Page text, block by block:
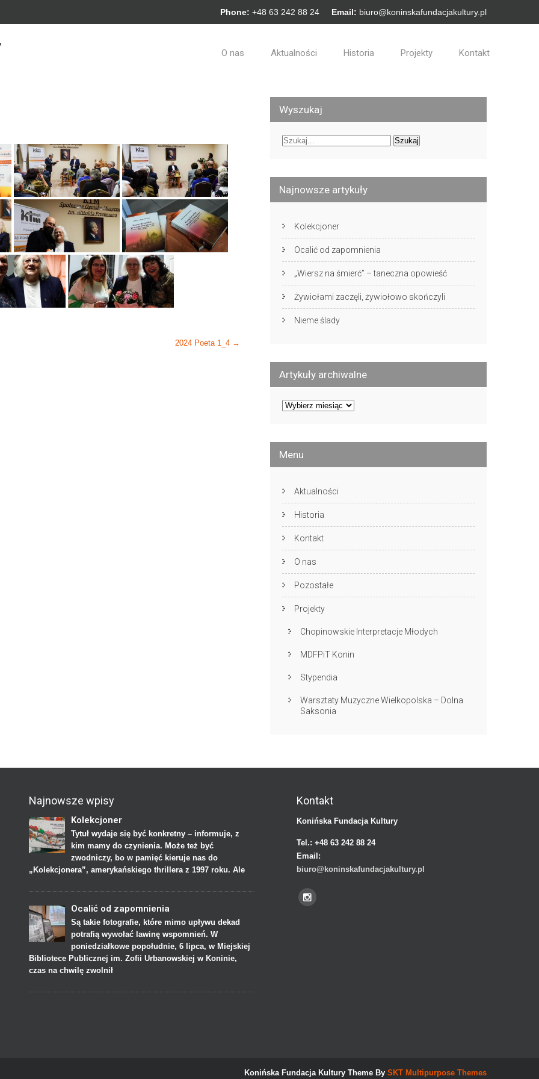
Phone: +48 63 242 88 24 Email: biuro@koninskafundacjakultury.pl
O nas Aktualności Historia Projekty Kontakt
2024 Poeta 1_4 →
Wyszukaj
Najnowsze artykuły
Kolekcjoner
Ocalić od zapomnienia
„Wiersz na śmierć” – taneczna opowieść
Żywiołami zaczęli, żywiołowo skończyli
Nieme ślady
Artykuły archiwalne
Artykuły
Menu
Aktualności
Historia
Kontakt
O nas
Pozostałe
Projekty
Chopinowskie Interpretacje Młodych
MDFPiT Konin
Stypendia
Warsztaty Muzyczne Wielkopolska – Dolna
Saksonia
Najnowsze wpisy
Kolekcjoner
Tytuł wydaje się być konkretny – informuje, z
kim mamy do czynienia. Może też być
zwodniczy, bo w pamięć kieruje nas do
„Kolekcjonera”, amerykańskiego thrillera z 1997 roku. Ale
Ocalić od zapomnienia
Są takie fotografie, które mimo upływu dekad
potrafią wywołać lawinę wspomnień. W
poniedziałkowe popołudnie, 6 lipca, w Miejskiej
Bibliotece Publicznej im. Zofii Urbanowskiej w Koninie,
czas na chwilę zwolnił
Kontakt
Konińska Fundacja Kultury
Tel.: +48 63 242 88 24
Email:
biuro@koninskafundacjakultury.pl
Konińska Fundacja Kultury Theme By SKT Multipurpose Themes